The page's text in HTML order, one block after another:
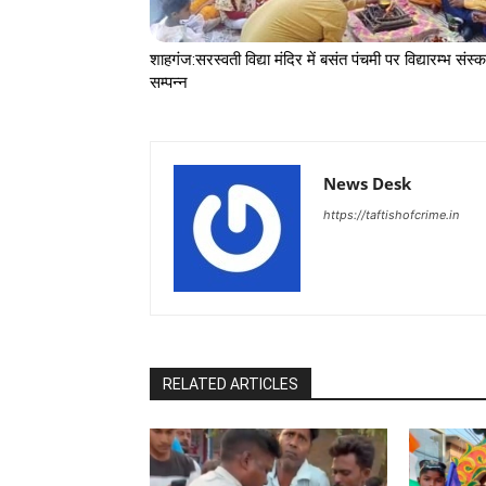
शाहगंज:सरस्वती विद्या मंदिर में बसंत पंचमी पर विद्यारम्भ
सम्पन्न
News Desk
https://taftishofcrime.in
RELATED ARTICLES